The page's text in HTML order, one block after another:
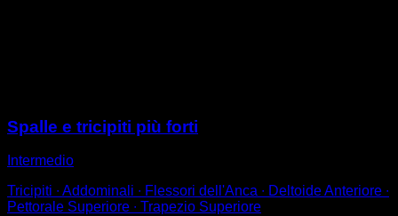
Spalle e tricipiti più forti
Intermedio
Tricipiti ∙ Addominali ∙ Flessori dell'Anca ∙ Deltoide Anteriore ∙
Pettorale Superiore ∙ Trapezio Superiore